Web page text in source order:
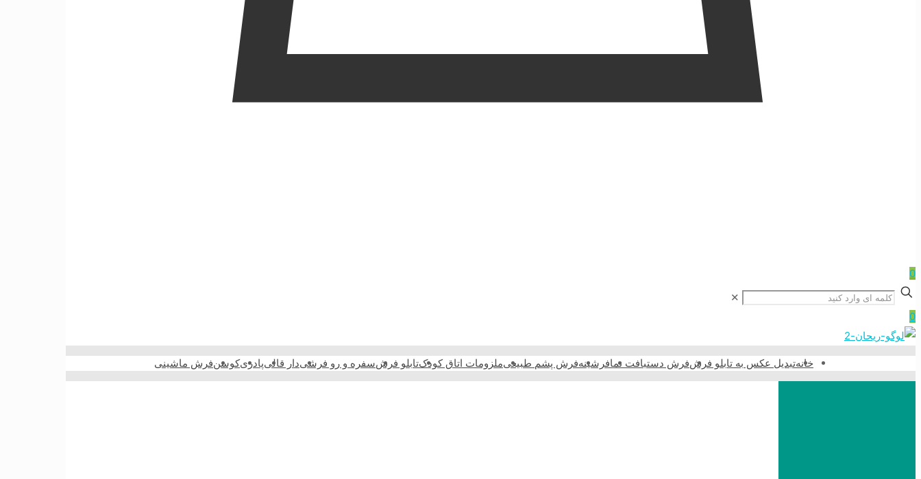
0
✕
0
خانهتبدیل عکس به تابلو فرشفرش دستبافت نمافرشینهفرش پشم طبیعیملزومات اتاق کودکتابلو فرشسفره و رو فرشیدار قالیپادریکوسنفرش ماشینی